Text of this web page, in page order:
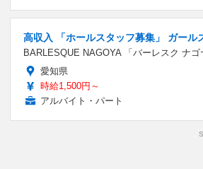
高収入 「ホールスタッフ募集」 ガール
BARLESQUE NAGOYA 「バーレスク ナゴ
愛知県
時給1,500円～
アルバイト・パート